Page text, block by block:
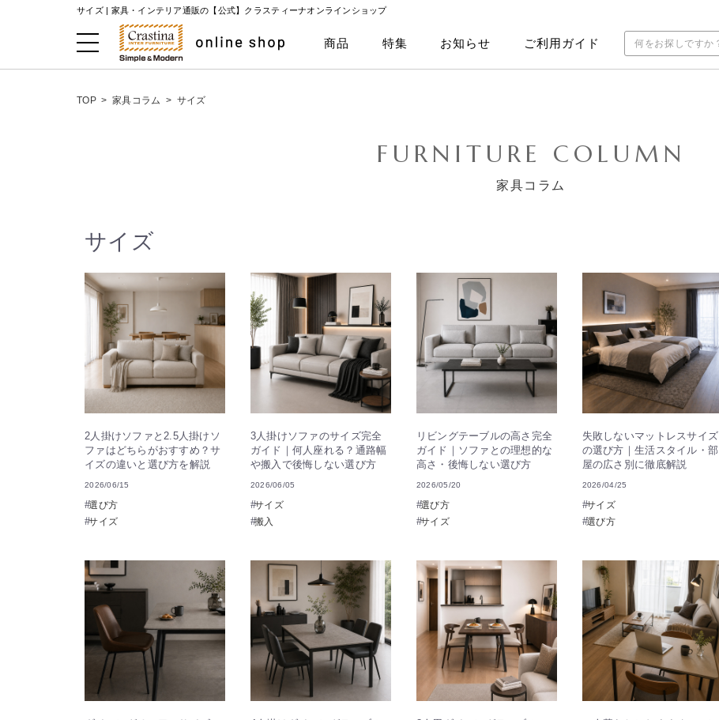
サイズ | 家具・インテリア通販の【公式】クラスティーナオンラインショップ
商品 特集 お知らせ ご利用ガイド
TOP > 家具コラム > サイズ
FURNITURE COLUMN
家具コラム
サイズ
2人掛けソファと2.5人掛けソ
ファはどちらがおすすめ？サ
イズの違いと選び方を解説
2026/06/15
選び方
サイズ
3人掛けソファのサイズ完全
ガイド｜何人座れる？通路幅
や搬入で後悔しない選び方
2026/06/05
サイズ
搬入
リビングテーブルの高さ完全
ガイド｜ソファとの理想的な
高さ・後悔しない選び方
2026/05/20
選び方
サイズ
失敗しないマットレスサイズ
の選び方｜生活スタイル・部
屋の広さ別に徹底解説
2026/04/25
サイズ
選び方